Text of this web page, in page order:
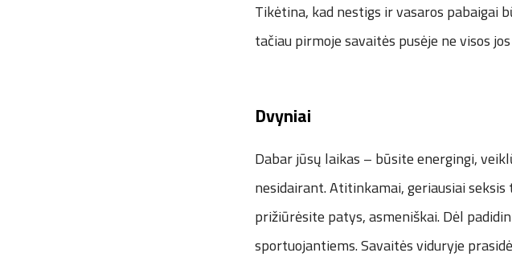
Tikėtina, kad nestigs ir vasaros pabaigai
tačiau pirmoje savaitės pusėje ne visos
Dvyniai
Dabar jūsų laikas – būsite energingi,
nesidairant. Atitinkamai, geriausiai
prižiūrėsite patys, asmeniškai. Dėl
sportuojantiems. Savaitės viduryje